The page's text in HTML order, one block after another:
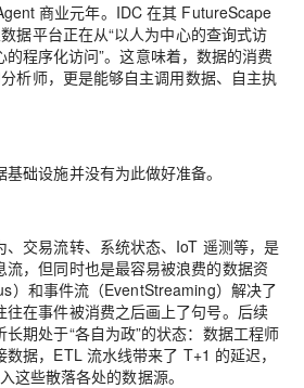
商业元年。IDC 在其 FutureScape
据平台正在从“以人为中心的查询式访
的程序化访问”。这意味着，数据的消费
析师，更是能够自主调用数据、自主执
础设施并没有为此做好准备。
、交易流转、系统状态、IoT 遥测等，是
，但同时也是最容易被浪费的数据资
）和事件流（EventStreaming）解决了
往在事件被消费之后画上了句号。后续
期处于“各自为政”的状态：数据工程师
据，ETL 流水线带来了 T+1 的延迟，
这些散落各处的数据源。